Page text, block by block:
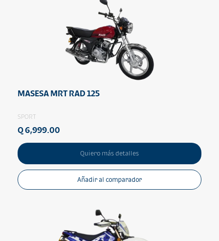
MASESA MRT RAD 125
SPORT
Q 6,999.00
Quiero más detalles
Añadir al comparador